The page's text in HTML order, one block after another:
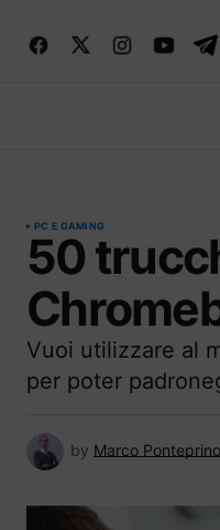
PC E GAMING
50
Vuoi utilizzare al
per poter
by Marco Ponteprino